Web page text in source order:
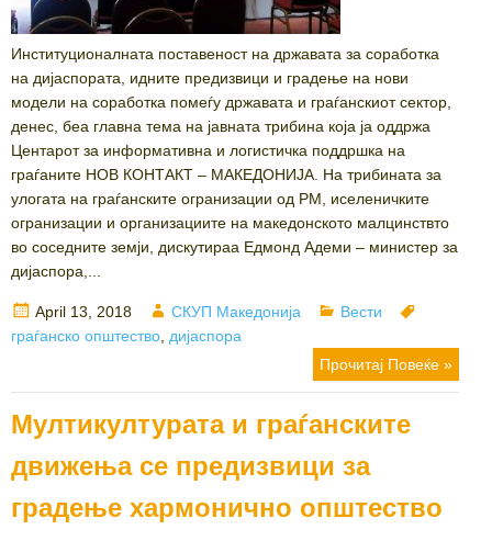
Институционалната поставеност на државата за соработка
на дијаспората, идните предизвици и градење на нови
модели на соработка помеѓу државата и граѓанскиот сектор,
денес, беа главна тема на јавната трибина која ја оддржа
Центарот за информативна и логистичка поддршка на
граѓаните НОВ КОНТАКТ – МАКЕДОНИЈА. На трибината за
улогата на граѓанските огранизации од РМ, иселеничките
огранизации и организациите на македонското малцинствто
во соседните земји, дискутираа Едмонд Адеми – министер за
дијаспора,...
Posted
on
April 13, 2018 Author
СКУП Македонија Categories
Вести
граѓанско општество дијаспора
Прочитај Повеќе »
Мултикултурата и граѓанските
движења се предизвици за
градење хармонично општество